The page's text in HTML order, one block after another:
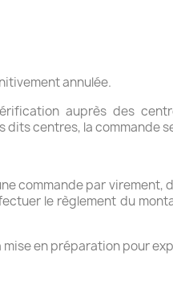
annulée.
auprès des
dits centres, la commande
commande par
le règlement du
mise en préparation pour